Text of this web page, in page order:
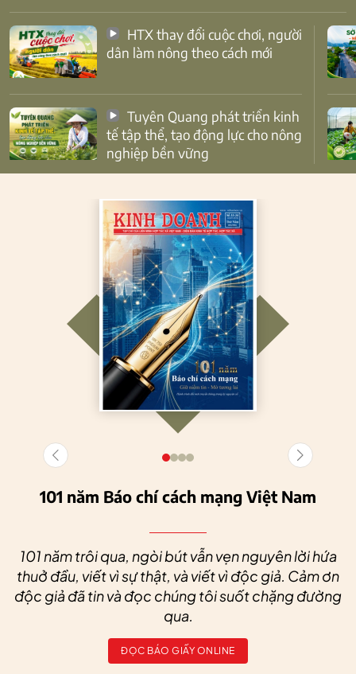
dân làm nông theo cách mới
tế tập thể, tạo động lực cho nông
nghiệp bền vững
101 năm Báo chí cách mạng Việt Nam
101 năm trôi qua, ngòi bút vẫn vẹn nguyên lời hứa
thuở đầu, viết vì sự thật, và viết vì độc giả. Cảm ơn
độc giả đã tin và đọc chúng tôi suốt chặng đường
qua.
ĐỌC BÁO GIẤY ONLINE